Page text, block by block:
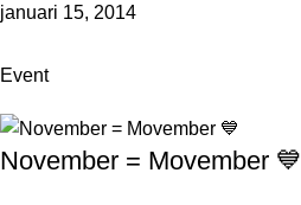
januari 15, 2014
Event
November = Movember 💙